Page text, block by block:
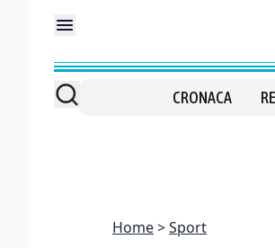
CRONACA
Home Sport